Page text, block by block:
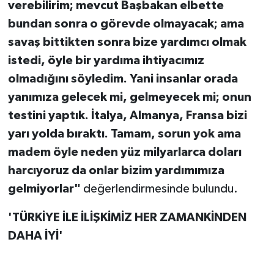
verebilirim; mevcut Başbakan elbette
bundan sonra o görevde olmayacak; ama
savaş bittikten sonra bize yardımcı olmak
istedi, öyle bir yardıma ihtiyacımız
olmadığını söyledim. Yani insanlar orada
yanımıza gelecek mi, gelmeyecek mi; onun
testini yaptık. İtalya, Almanya, Fransa bizi
yarı yolda bıraktı. Tamam, sorun yok ama
madem öyle neden yüz milyarlarca doları
harcıyoruz da onlar bizim yardımımıza
gelmiyorlar" değerlendirmesinde bulundu.
'TÜRKİYE İLE İLİŞKİMİZ HER ZAMANKİNDEN
DAHA İYİ'